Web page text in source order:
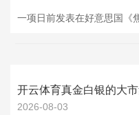
2026-08-03